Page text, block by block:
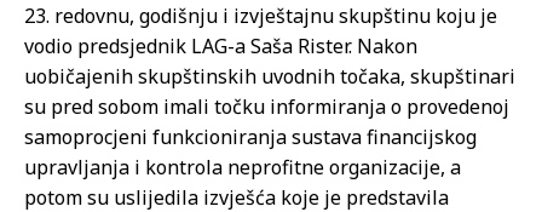
23. redovnu, godišnju i izvještajnu skupštinu koju je
vodio predsjednik LAG-a Saša Rister. Nakon
uobičajenih skupštinskih uvodnih točaka, skupštinari
su pred sobom imali točku informiranja o provedenoj
samoprocjeni funkcioniranja sustava financijskog
upravljanja i kontrola neprofitne organizacije, a
potom su uslijedila izvješća koje je predstavila